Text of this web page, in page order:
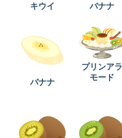
キウイ バナナ
バナナ
プリンアラ
モード